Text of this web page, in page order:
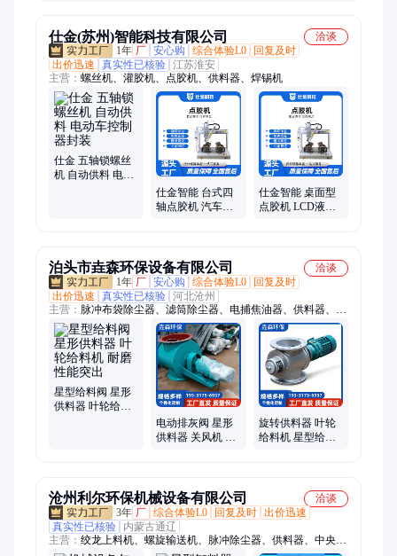
仕金(苏州)智能科技有限公司
洽谈
1年 厂 安心购 综合体验L0
回复及时
出价迅速
真实性已核验 江苏淮安
主营： 螺丝机、灌胶机、点胶机、供料器、焊锡机
仕金 五轴锁螺丝
机 自动供料 电动
仕金智能 台式四
轴点胶机 汽车传
仕金智能 桌面型
点胶机 LCD液晶
泊头市垚森环保设备有限公司
洽谈
1年 厂 安心购 综合体验L0
回复及时
出价迅速
真实性已核验 河北沧州
主营： 脉冲布袋除尘器、滤筒除尘器、电捕焦油器、供料器、喷
淋塔、翻板阀、除尘器骨架、散装机、旋风除尘器、电磁脉冲
阀、插板阀、星型卸料器、催化燃烧、旋喷吹装置、RTO催化燃
烧、RCO催化燃烧、加湿搅拌机、除尘器布袋、蜂窝活性炭、螺
旋输送机、废气处理设备、工业粉尘加湿机、提升机、蓄热式焚
烧炉、电动气动手动插板阀、工业散装机
星型给料阀 星形
供料器 叶轮给料
电动排灰阀 星形
供料器 关风机 提
旋转供料器 叶轮
给料机 星型给料
沧州利尔环保机械设备有限公司
洽谈
3年 厂 综合体验L0 回复及时 出价迅速
真实性已核验
内蒙古通辽
主营： 绞龙上料机、螺旋输送机、脉冲除尘器、供料器、中央除